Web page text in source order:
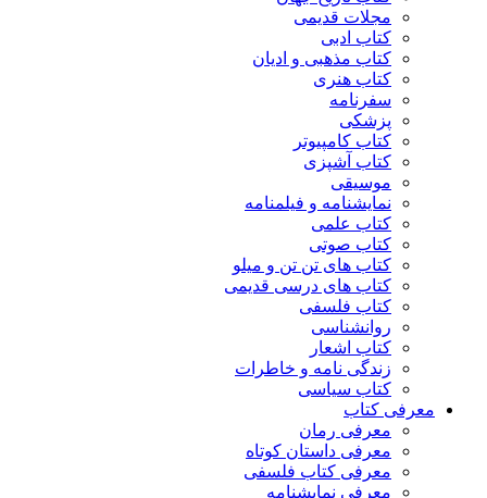
مجلات قدیمی
کتاب ادبی
کتاب مذهبی و ادیان
کتاب هنری
سفرنامه
پزشکی
کتاب کامپیوتر
کتاب آشپزی
موسیقی
نمایشنامه و فیلمنامه
کتاب علمی
کتاب صوتی
کتاب های تن تن و میلو
کتاب های درسی قدیمی
کتاب فلسفی
روانشناسی
کتاب اشعار
زندگی نامه و خاطرات
کتاب سیاسی
معرفی کتاب
معرفی رمان
معرفی داستان کوتاه
معرفی کتاب فلسفی
معرفی نمایشنامه